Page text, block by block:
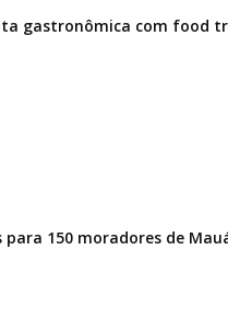
gastronômica com food
para 150 moradores de